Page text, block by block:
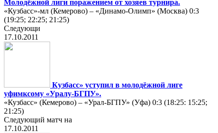
Молодёжной лиги поражением от хозяев турнира.
«Кузбасс»-мл (Кемерово) – «Динамо-Олимп» (Москва) 0:3
(19:25; 22:25; 21:25)
Следующи
17.10.2011
Кузбасс» уступил в молодёжной лиге
уфимксому «Уралу-БГПУ».
«Кузбасс» (Кемерово) – «Урал-БГПУ» (Уфа) 0:3 (18:25: 15:25;
21:25)
Следующий матч на
17.10.2011